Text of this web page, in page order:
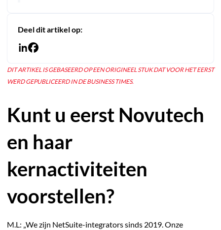
Deel dit artikel op:
DIT ARTIKEL IS GEBASEERD OP EEN ORIGINEEL STUK DAT VOOR HET EERST
WERD GEPUBLICEERD IN DE BUSINESS TIMES.
Kunt u eerst Novutech
en haar
kernactiviteiten
voorstellen?
M.L: „We zijn NetSuite-integrators sinds 2019. Onze